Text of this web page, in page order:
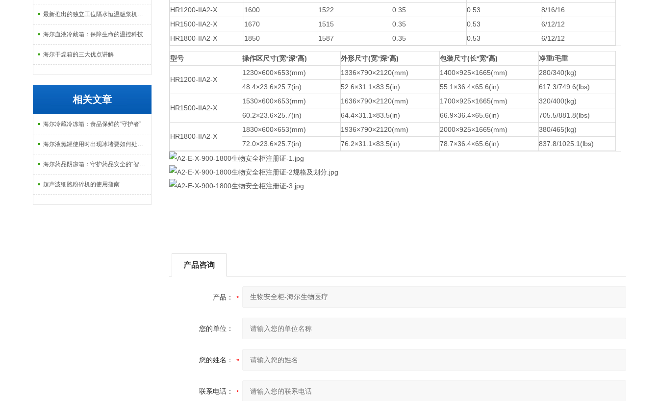
最新推出的独立工位隔水恒温融浆机产品系列
海尔血液冷藏箱：保障生命的温控科技
海尔干燥箱的三大优点讲解
相关文章
海尔冷藏冷冻箱：食品保鲜的“守护者”
海尔液氮罐使用时出现冰堵要如何处理呢？
海尔药品阴凉箱：守护药品安全的“智能卫士”
超声波细胞粉碎机的使用指南
HR1200-IIA2-X
1600 1522 0.35 0.53
8/16/16
HR1500-IIA2-X
1670 1515 0.35 0.53
6/12/12
HR1800-IIA2-X
1850 1587 0.35 0.53 6/12/12
型号 操作区尺寸(宽*深*高) 外形尺寸(宽*深*高) 包装尺寸(长*宽*高) 净重/毛重
HR1200-IIA2-X
1230×600×653(mm) 1336×790×2120(mm) 1400×925×1665(mm)
280/340(kg)
48.4×23.6×25.7(in)
52.6×31.1×83.5(in) 55.1×36.4×65.6(in) 617.3/749.6(lbs)
HR1500-IIA2-X
1530×600×653(mm) 1636×790×2120(mm) 1700×925×1665(mm)
320/400(kg)
60.2×23.6×25.7(in)
64.4×31.1×83.5(in) 66.9×36.4×65.6(in) 705.5/881.8(lbs)
HR1800-IIA2-X
1830×600×653(mm) 1936×790×2120(mm) 2000×925×1665(mm)
380/465(kg)
72.0×23.6×25.7(in)
76.2×31.1×83.5(in) 78.7×36.4×65.6(in) 837.8/1025.1(lbs)
产品咨询
产品：
您的单位：
您的姓名：
联系电话：